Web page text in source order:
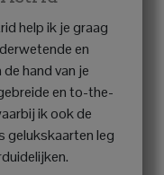
help ik je graag
en
hand van je
en to-the-
ik ook de
gelukskaarten leg